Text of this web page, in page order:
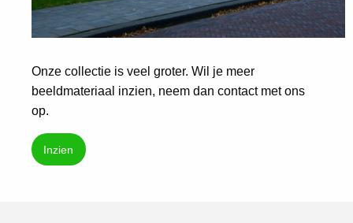
Onze collectie is veel groter. Wil je meer
beeldmateriaal inzien, neem dan contact met ons
op.
Inzien